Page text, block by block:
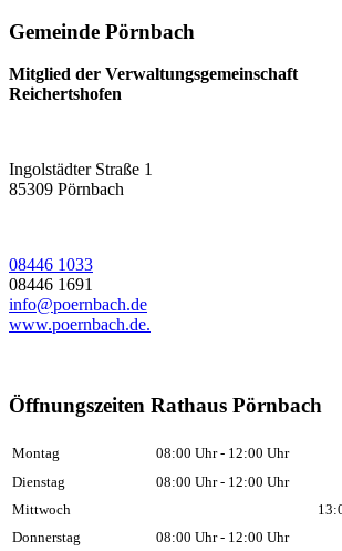
Gemeinde Pörnbach
Mitglied der Verwaltungsgemeinschaft
Reichertshofen
Ingolstädter Straße 1
85309 Pörnbach
08446 1033
08446 1691
info@poernbach.de
www.poernbach.de.
Öffnungszeiten Rathaus Pörnbach
Montag
08:00 Uhr - 12:00 Uhr
Dienstag
08:00 Uhr - 12:00 Uhr
Mittwoch
Donnerstag
08:00 Uhr - 12:00 Uhr